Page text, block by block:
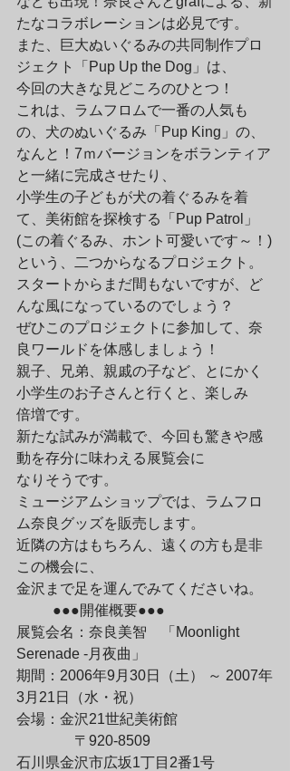
たなコラボレーションは必見です。
また、巨大ぬいぐるみの共同制作プロ
ジェクト「Pup Up the Dog」は、
今回の大きな見どころのひとつ！
これは、ラムフロムで一番の人気も
の、犬のぬいぐるみ「Pup King」の、
なんと！7ｍバージョンをボランティア
と一緒に完成させたり、
小学生の子どもが犬の着ぐるみを着
て、美術館を探検する「Pup Patrol」
(この着ぐるみ、ホント可愛いです～！)
という、二つからなるプロジェクト。
スタートからまだ間もないですが、ど
んな風になっているのでしょう？
ぜひこのプロジェクトに参加して、奈
良ワールドを体感しましょう！
親子、兄弟、親戚の子など、とにかく
小学生のお子さんと行くと、楽しみ
倍増です。
新たな試みが満載で、今回も驚きや感
動を存分に味わえる展覧会に
なりそうです。
ミュージアムショップでは、ラムフロ
ム奈良グッズを販売します。
近隣の方はもちろん、遠くの方も是非
この機会に、
金沢まで足を運んでみてくださいね。
	●●●開催概要●●●
展覧会名：奈良美智　「Moonlight
Serenade -月夜曲」
期間：2006年9月30日（土） ～ 2007年
3月21日（水・祝）
会場：金沢21世紀美術館
〒920-8509
石川県金沢市広坂1丁目2番1号